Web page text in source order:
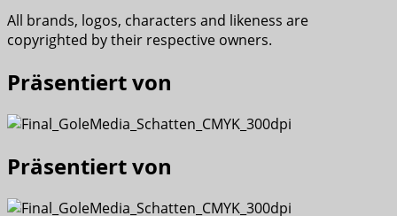
All brands, logos, characters and likeness are
copyrighted by their respective owners.
Präsentiert von
Präsentiert von